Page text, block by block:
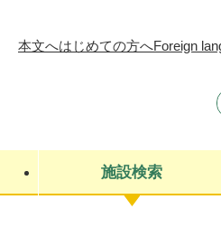
本文へはじめての方へForeign
施設検索